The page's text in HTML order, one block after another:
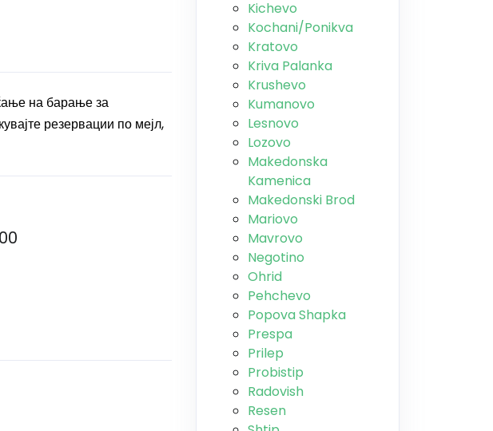
на барање за
резервации по мејл,
Kichevo
Kochani/Ponikva
Kratovo
Kriva Palanka
Krushevo
Kumanovo
Lesnovo
Lozovo
Makedonska
Kamenica
Makedonski Brod
Mariovo
Mavrovo
Negotino
Ohrid
Pehchevo
Popova Shapka
Prespa
Prilep
Probistip
Radovish
Resen